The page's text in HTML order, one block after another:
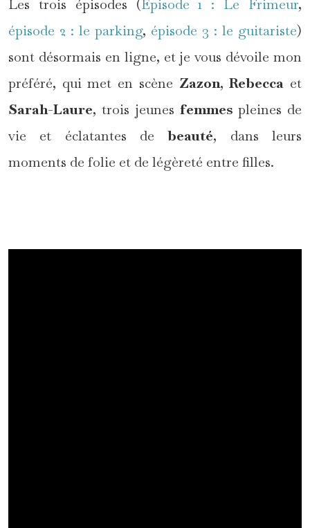
Les trois épisodes (Episode 1 : Le Frimeur,
épisode 2 : le parking, épisode 3 : le guitariste)
sont désormais en ligne, et je vous dévoile mon
préféré, qui met en scène Zazon,Rebecca et
Sarah-Laure, trois jeunes femmes pleines de
vie et éclatantes debeauté, dans leurs
moments de folie et de légèreté entre filles.